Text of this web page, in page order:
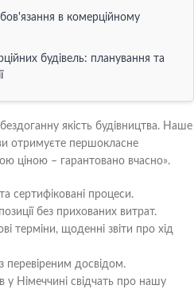
в комерційному
будівель: планування та
проекту
групи та зміни ринку
для функціональності
та енергоефективність
виконання
якість будівництва. Наше
отримуєте першокласне
ціною – гарантовано вчасно».
сертифіковані процеси.
без прихованих витрат.
терміни, щоденні звіти про хід
перевіреним досвідом.
у Німеччині свідчать про нашу